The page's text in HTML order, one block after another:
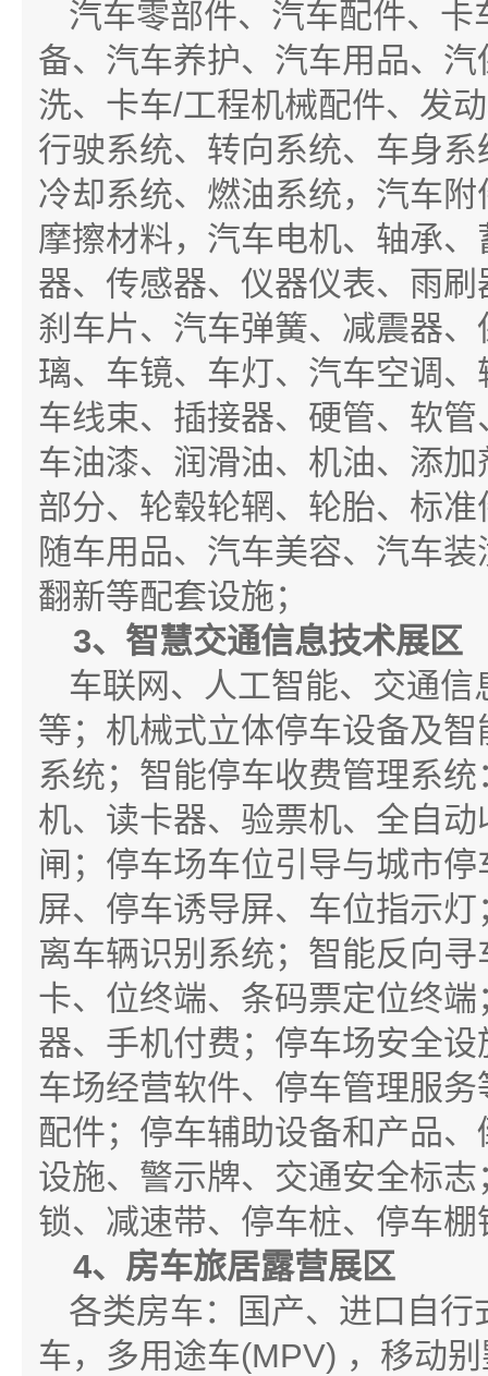
汽车零部件、汽车配件、
备、汽车养护、汽车用品、
洗、卡车/工程机械配件、发
行驶系统、转向系统、车身
冷却系统、燃油系统，汽车
摩擦材料，汽车电机、轴承
器、传感器、仪器仪表、雨
刹车片、汽车弹簧、减震器
璃、车镜、车灯、汽车空调
车线束、插接器、硬管、软
车油漆、润滑油、机油、添
部分、轮毂轮辋、轮胎、标
随车用品、汽车美容、汽车
翻新等配套设施；
3、智慧交通信息技术展区
车联网、人工智能、交通
等；机械式立体停车设备及
系统；智能停车收费管理系
机、读卡器、验票机、全自
闸；停车场车位引导与城市
屏、停车诱导屏、车位指示
离车辆识别系统；智能反向
卡、位终端、条码票定位终
器、手机付费；停车场安全
车场经营软件、停车管理服
配件；停车辅助设备和产品
设施、警示牌、交通安全标
锁、减速带、停车桩、停车棚
4、房车旅居露营展区
各类房车：国产、进口自
车，多用途车(MPV) ，移动